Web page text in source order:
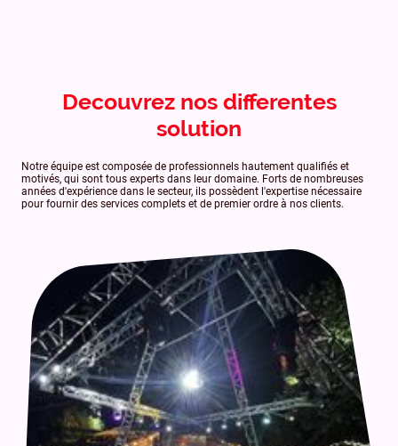
Decouvrez nos differentes
solution
Notre équipe est composée de professionnels hautement qualifiés et
motivés, qui sont tous experts dans leur domaine. Forts de nombreuses
années d'expérience dans le secteur, ils possèdent l'expertise nécessaire
pour fournir des services complets et de premier ordre à nos clients.